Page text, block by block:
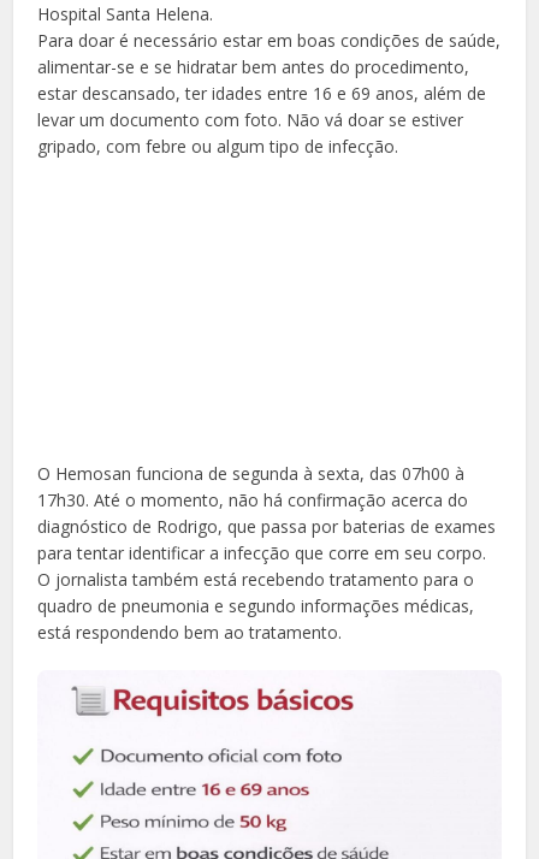
Hospital Santa Helena.
Para doar é necessário estar em boas condições de saúde,
alimentar-se e se hidratar bem antes do procedimento,
estar descansado, ter idades entre 16 e 69 anos, além de
levar um documento com foto. Não vá doar se estiver
gripado, com febre ou algum tipo de infecção.
O Hemosan funciona de segunda à sexta, das 07h00 à
17h30. Até o momento, não há confirmação acerca do
diagnóstico de Rodrigo, que passa por baterias de exames
para tentar identificar a infecção que corre em seu corpo.
O jornalista também está recebendo tratamento para o
quadro de pneumonia e segundo informações médicas,
está respondendo bem ao tratamento.